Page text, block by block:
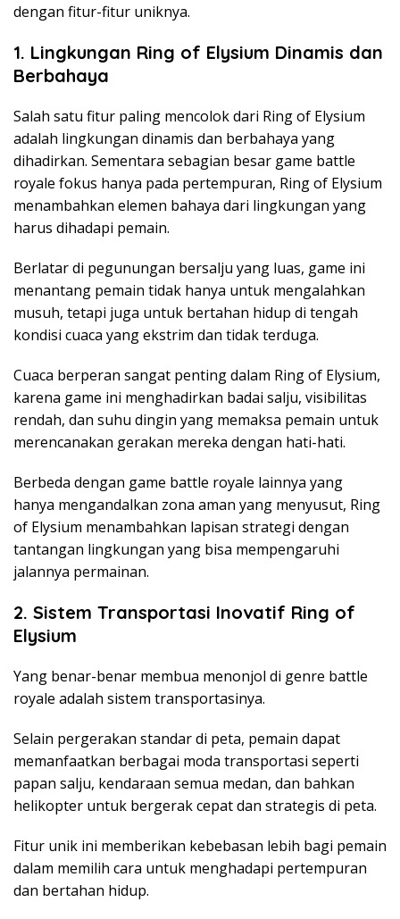
dengan fitur-fitur uniknya.
1. Lingkungan Ring of Elysium Dinamis dan
Berbahaya
Salah satu fitur paling mencolok dari Ring of Elysium
adalah lingkungan dinamis dan berbahaya yang
dihadirkan. Sementara sebagian besar game battle
royale fokus hanya pada pertempuran, Ring of Elysium
menambahkan elemen bahaya dari lingkungan yang
harus dihadapi pemain.
Berlatar di pegunungan bersalju yang luas, game ini
menantang pemain tidak hanya untuk mengalahkan
musuh, tetapi juga untuk bertahan hidup di tengah
kondisi cuaca yang ekstrim dan tidak terduga.
Cuaca berperan sangat penting dalam Ring of Elysium,
karena game ini menghadirkan badai salju, visibilitas
rendah, dan suhu dingin yang memaksa pemain untuk
merencanakan gerakan mereka dengan hati-hati.
Berbeda dengan game battle royale lainnya yang
hanya mengandalkan zona aman yang menyusut, Ring
of Elysium menambahkan lapisan strategi dengan
tantangan lingkungan yang bisa mempengaruhi
jalannya permainan.
2. Sistem Transportasi Inovatif Ring of
Elysium
Yang benar-benar membua menonjol di genre battle
royale adalah sistem transportasinya.
Selain pergerakan standar di peta, pemain dapat
memanfaatkan berbagai moda transportasi seperti
papan salju, kendaraan semua medan, dan bahkan
helikopter untuk bergerak cepat dan strategis di peta.
Fitur unik ini memberikan kebebasan lebih bagi pemain
dalam memilih cara untuk menghadapi pertempuran
dan bertahan hidup.